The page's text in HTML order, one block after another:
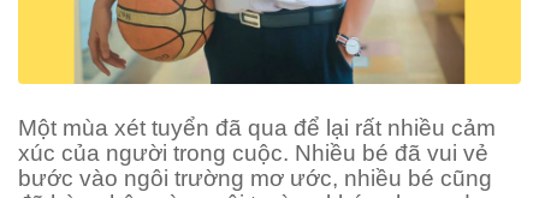
Một mùa xét tuyển đã qua để lại rất nhiều cảm
xúc của người trong cuộc. Nhiều bé đã vui vẻ
bước vào ngôi trường mơ ước, nhiều bé cũng